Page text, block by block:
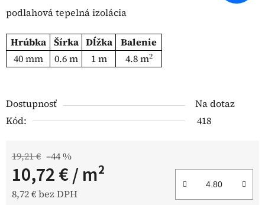
podlahová tepelná izolácia
Hrúbka Šírka Dĺžka
Balenie
40 mm
0.6 m 1 m 4.8 m2
Dostupnosť
Na dotaz
Kód:
418
19,21 € –44 %
10,72 €/ m²
8,72 € bez DPH